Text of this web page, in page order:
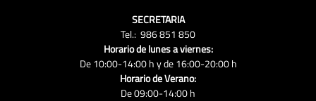
SECRETARIA
Tel.: 986 851 850
Horario de lunes a viernes:
De 10:00-14:00 h y de 16:00-20:00 h
Horario de Verano:
De 09:00-14:00 h